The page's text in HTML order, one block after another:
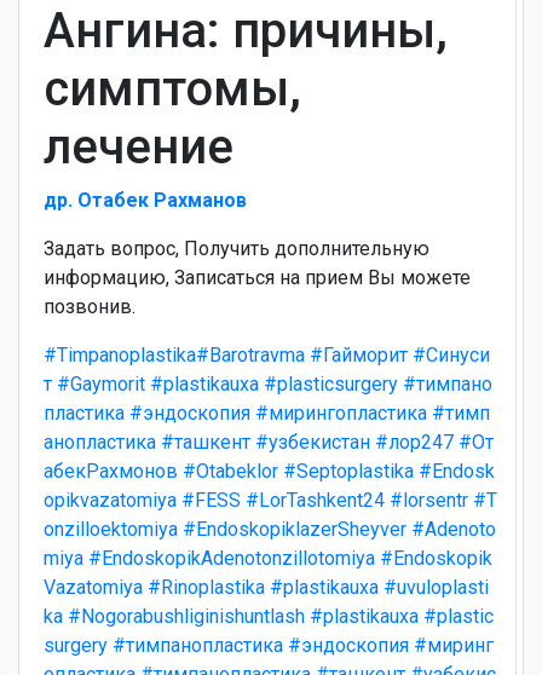
Ангина: причины,
симптомы,
лечение
др. Отабек Рахманов
Задать вопрос, Получить дополнительную
информацию, Записаться на прием Вы можете
позвонив.
#Timpanoplastika#Barotravma #Гайморит #Синуси
т #Gaymorit #plastikauxa #plasticsurgery #тимпано
пластика #эндоскопия #мирингопластика #тимп
анопластика #ташкент #узбекистан #лор247 #От
абекРахмонов #Otabeklor #Septoplastika #Endosk
opikvazatomiya #FESS #LorTashkent24 #lorsentr #T
onzilloektomiya #EndoskopiklazerSheyver #Adenoto
miya #EndoskopikAdenotonzillotomiya #Endoskopik
Vazatomiya #Rinoplastika #plastikauxa #uvuloplasti
ka #Nogorabushliginishuntlash #plastikauxa #plastic
surgery #тимпанопластика #эндоскопия #миринг